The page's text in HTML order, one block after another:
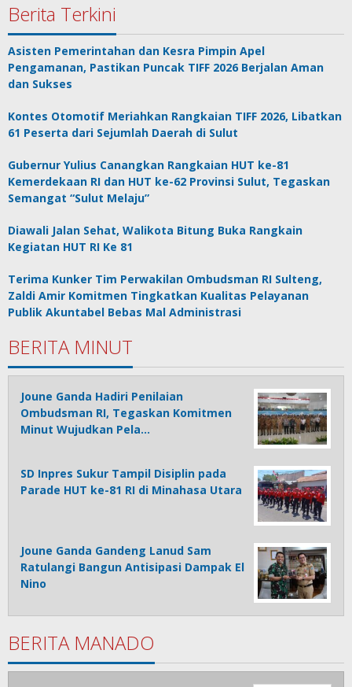
Berita Terkini
Asisten Pemerintahan dan Kesra Pimpin Apel
Pengamanan, Pastikan Puncak TIFF 2026 Berjalan Aman
dan Sukses
Kontes Otomotif Meriahkan Rangkaian TIFF 2026, Libatkan
61 Peserta dari Sejumlah Daerah di Sulut
Gubernur Yulius Canangkan Rangkaian HUT ke-81
Kemerdekaan RI dan HUT ke-62 Provinsi Sulut, Tegaskan
Semangat “Sulut Melaju”
Diawali Jalan Sehat, Walikota Bitung Buka Rangkain
Kegiatan HUT RI Ke 81
Terima Kunker Tim Perwakilan Ombudsman RI Sulteng,
Zaldi Amir Komitmen Tingkatkan Kualitas Pelayanan
Publik Akuntabel Bebas Mal Administrasi
BERITA MINUT
Joune Ganda Hadiri Penilaian
Ombudsman RI, Tegaskan Komitmen
Minut Wujudkan Pela…
SD Inpres Sukur Tampil Disiplin pada
Parade HUT ke-81 RI di Minahasa Utara
Joune Ganda Gandeng Lanud Sam
Ratulangi Bangun Antisipasi Dampak El
Nino
BERITA MANADO